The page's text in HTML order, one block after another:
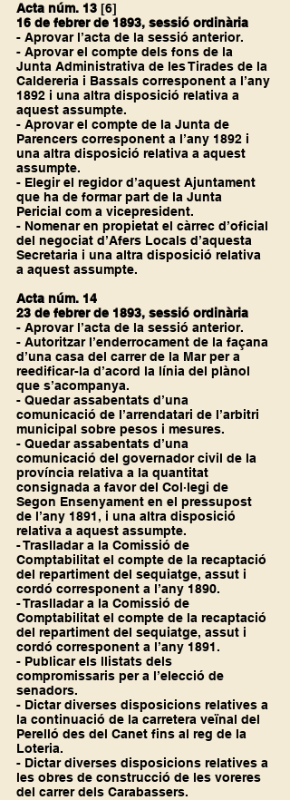
Acta núm. 13 [6]
16 de febrer de 1893, sessió ordinària
- Aprovar l’acta de la sessió anterior.
- Aprovar el compte dels fons de la
Junta Administrativa de les Tirades de la
Caldereria i Bassals corresponent a l’any
1892 i una altra disposició relativa a
aquest assumpte.
- Aprovar el compte de la Junta de
Parencers corresponent a l’any 1892 i
una altra disposició relativa a aquest
assumpte.
- Elegir el regidor d’aquest Ajuntament
que ha de formar part de la Junta
Pericial com a vicepresident.
- Nomenar en propietat el càrrec d’oficial
del negociat d’Afers Locals d’aquesta
Secretaria i una altra disposició relativa
a aquest assumpte.
Acta núm. 14
23 de febrer de 1893, sessió ordinària
- Aprovar l’acta de la sessió anterior.
- Autoritzar l’enderrocament de la façana
d’una casa del carrer de la Mar per a
reedificar-la d’acord la línia del plànol
que s’acompanya.
- Quedar assabentats d’una
comunicació de l’arrendatari de l’arbitri
municipal sobre pesos i mesures.
- Quedar assabentats d’una
comunicació del governador civil de la
província relativa a la quantitat
consignada a favor del Col·legi de
Segon Ensenyament en el pressupost
de l’any 1891, i una altra disposició
relativa a aquest assumpte.
- Traslladar a la Comissió de
Comptabilitat el compte de la recaptació
del repartiment del sequiatge, assut i
cordó corresponent a l’any 1890.
- Traslladar a la Comissió de
Comptabilitat el compte de la recaptació
del repartiment del sequiatge, assut i
cordó corresponent a l’any 1891.
- Publicar els llistats dels
compromissaris per a l’elecció de
senadors.
- Dictar diverses disposicions relatives a
la continuació de la carretera veïnal del
Perelló des del Canet fins al reg de la
Loteria.
- Dictar diverses disposicions relatives a
les obres de construcció de les voreres
del carrer dels Carabassers.